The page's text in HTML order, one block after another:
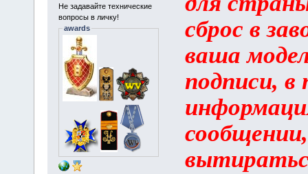
Не задавайте технические
вопросы в личку!
awards
сброс в
ваша
подписи, в